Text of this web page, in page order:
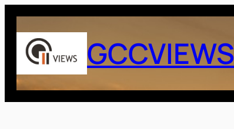
Saltar
contenido
GCCVIEWS